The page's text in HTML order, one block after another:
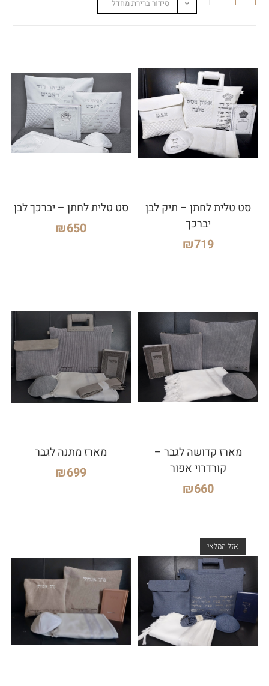
סידור ברירת מחדל
סט טלית לחתן – תיק לבן
יברכך
₪719
סט טלית לחתן – יברכך לבן
₪650
מארז קדושה לגבר –
קורדרוי אפור
₪660
מארז מתנה לגבר
₪699
אזל המלאי